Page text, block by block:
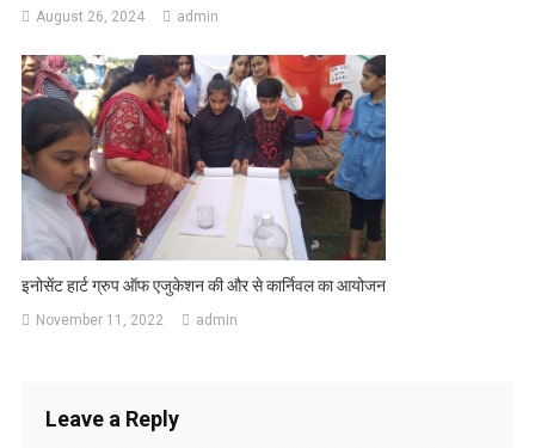
August 26, 2024 admin
इनोसेंट हार्ट ग्रुप ऑफ एजुकेशन की और से कार्निवल का आयोजन
November 11, 2022 admin
Leave a Reply